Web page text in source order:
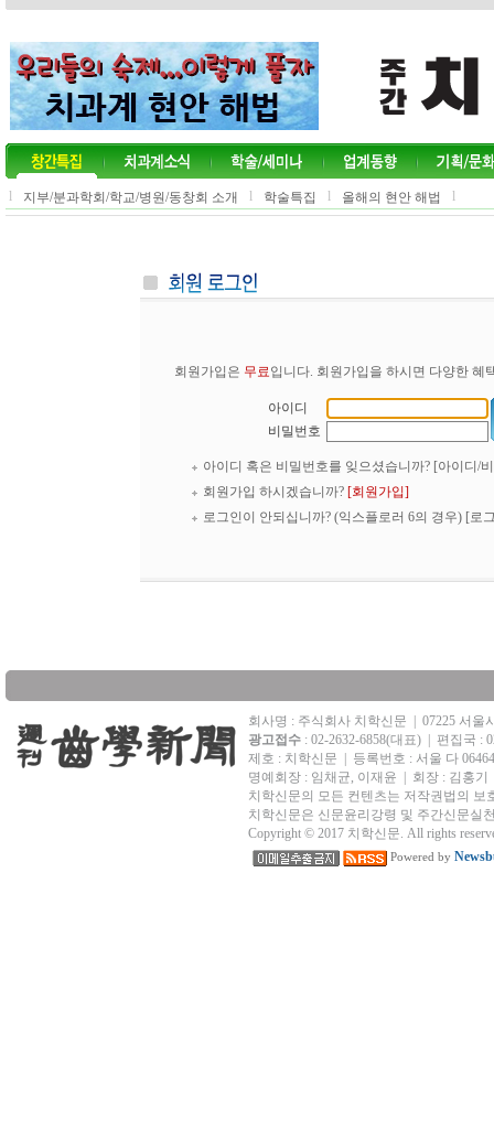
l 지부/분과학회/학교/병원/동창회 소개 l 학술특집 l 올해의 현안 해법 l
회원가입은 무료입니다. 회원가입을 하시면 다양한 혜
아이디
비밀번호
아이디 혹은 비밀번호를 잊으셨습니까? [아이디/
회원가입 하시겠습니까? [회원가입]
로그인이 안되십니까? (익스플로러 6의 경우) [로
회사명 : 주식회사 치학신문
07225 서울
광고접수 : 02-2632-6858(대표)
편집국 :
제호 : 치학신문
등록번호 : 서울 다 06464
명예회장 : 임채균, 이재윤 | 회장 : 김홍기
치학신문의 모든 컨텐츠는 저작권법의 보
치학신문은 신문윤리강령 및 주간신문실
Copyright © 2017 치학신문. All rights
Powered by